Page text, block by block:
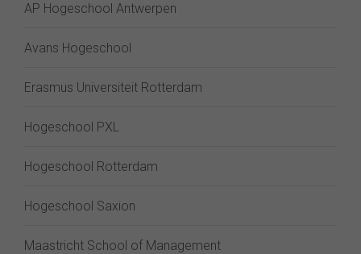
AP Hogeschool Antwerpen
Avans Hogeschool
Erasmus Universiteit Rotterdam
Hogeschool PXL
Hogeschool Rotterdam
Hogeschool Saxion
Maastricht School of Management